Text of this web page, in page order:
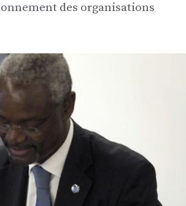
des organisations